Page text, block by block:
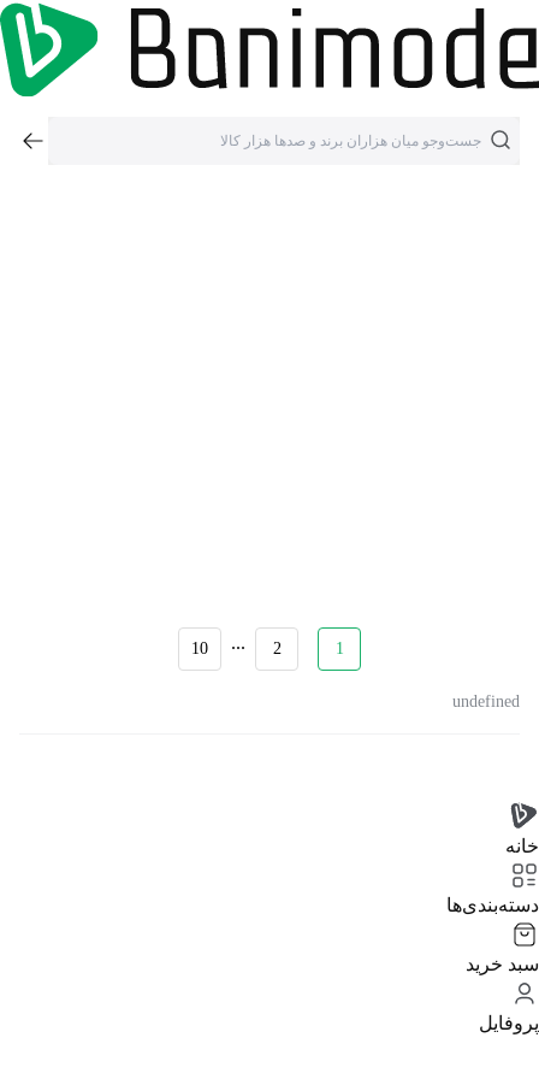
1
2
...
10
undefined
خانه
دسته‌بندی‌‌ها
سبد خرید
پروفایل